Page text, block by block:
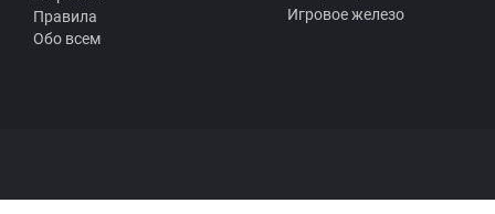
Правила
Обо всем
Игровое железо